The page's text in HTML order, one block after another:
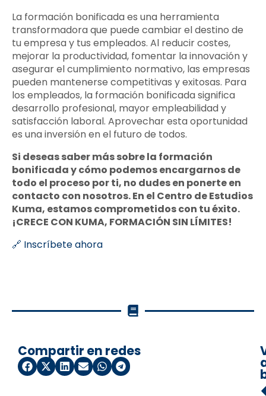
La formación bonificada es una herramienta
transformadora que puede cambiar el destino de
tu empresa y tus empleados. Al reducir costes,
mejorar la productividad, fomentar la innovación y
asegurar el cumplimiento normativo, las empresas
pueden mantenerse competitivas y exitosas. Para
los empleados, la formación bonificada significa
desarrollo profesional, mayor empleabilidad y
satisfacción laboral. Aprovechar esta oportunidad
es una inversión en el futuro de todos.
Si deseas saber más sobre la formación
bonificada y cómo podemos encargarnos de
todo el proceso por ti, no dudes en ponerte en
contacto con nosotros. En el Centro de Estudios
Kuma, estamos comprometidos con tu éxito.
¡CRECE CON KUMA, FORMACIÓN SIN LÍMITES!
🔗 Inscríbete ahora
Compartir en redes